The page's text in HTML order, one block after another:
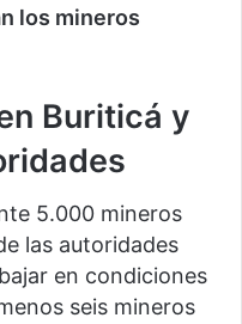
los mineros
Buriticá y
5.000 mineros
las autoridades
en condiciones
seis mineros